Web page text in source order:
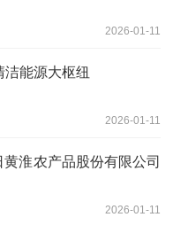
2026-01-11
能源大枢纽
2026-01-11
淮农产品股份有限公司
2026-01-11